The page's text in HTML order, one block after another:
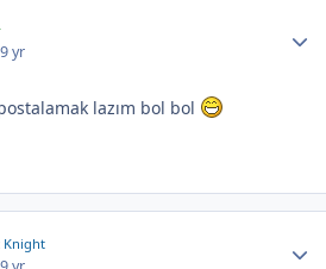
yr
lazım bol bol
Knight